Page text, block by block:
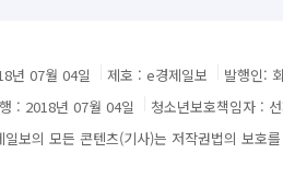
년 07월 04일 제호 : e경제일보 발행인:
: 2018년 07월 04일 청소년보호책임자 :
보의 모든 콘텐츠(기사)는 저작권법의 보호